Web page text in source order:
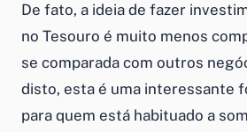
De fato, a ideia de fazer
no Tesouro é muito menos
se comparada com outros
disto, esta é uma interessante
para quem está habituado a